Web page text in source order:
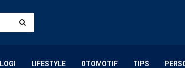
LIFESTYLE OTOMOTIF TIPS